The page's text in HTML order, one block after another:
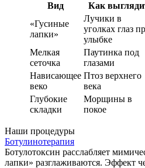
Вид Как
«Гусиные
лапки»
Лучики в
уголках глаз
улыбке
Мелкая
сеточка
Паутинка под
глазами
Нависающее
веко
Птоз верхнего
века
Глубокие
складки
Морщины в
покое
Наши процедуры
Ботулинотерапия
Ботулотоксин расслабляет
лапки» разглаживаются. Эффект